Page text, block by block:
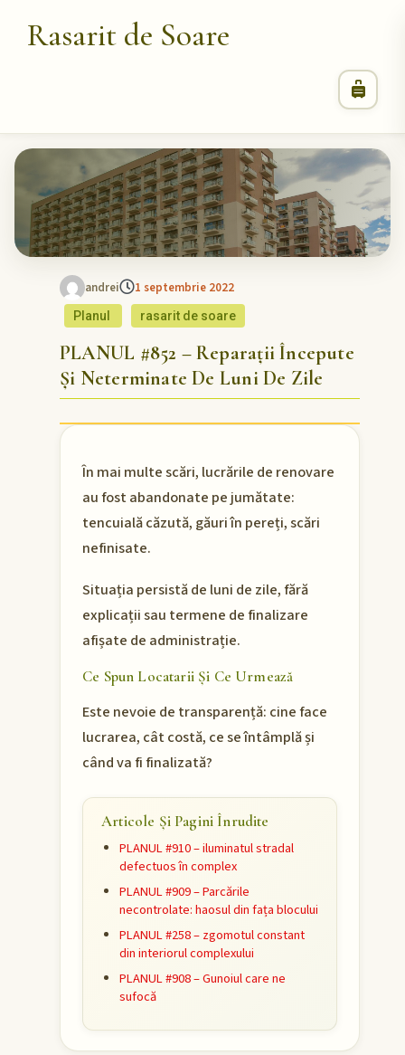
Rasarit de Soare
andrei 1 septembrie 2022
Planul rasarit de soare
PLANUL #852 – Reparații Începute
Și Neterminate De Luni De Zile
În mai multe scări, lucrările de renovare
au fost abandonate pe jumătate:
tencuială căzută, găuri în pereți, scări
nefinisate.
Situația persistă de luni de zile, fără
explicații sau termene de finalizare
afișate de administrație.
Ce Spun Locatarii Și Ce Urmează
Este nevoie de transparență: cine face
lucrarea, cât costă, ce se întâmplă și
când va fi finalizată?
Articole Și Pagini Înrudite
PLANUL #910 – iluminatul stradal
defectuos în complex
PLANUL #909 – Parcările
necontrolate: haosul din fața blocului
PLANUL #258 – zgomotul constant
din interiorul complexului
PLANUL #908 – Gunoiul care ne
sufocă